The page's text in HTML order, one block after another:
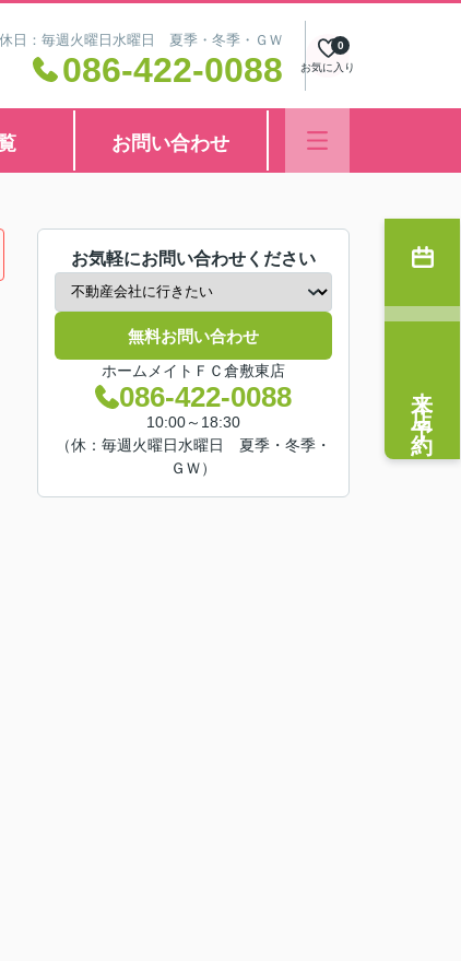
日：毎週火曜日水曜日 夏季・冬季・ＧＷ
086-422-0088 お気に入り
0
お問い合わせ
お気軽にお問い合わせください
無料お問い合わせ
ホームメイトＦＣ倉敷東店
086-422-0088
10:00～18:30
（休：毎週火曜日水曜日 夏季・冬季・
ＧＷ）
来店予約